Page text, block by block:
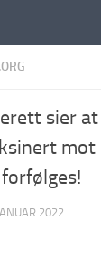
sier
2022